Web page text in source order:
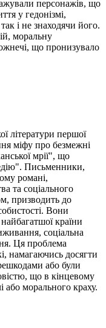
персонажів, що
у гедонізмі,
і не знаходячи його.
моральну
що пронизувало
літератури першої
міфу про безмежні
мрії", що
Письменники,
романі,
та соціального
призводить до
Вони
країни
соціальна
Ця проблема
намагаючись досягти
або були
що в кінцевому
або морального краху.